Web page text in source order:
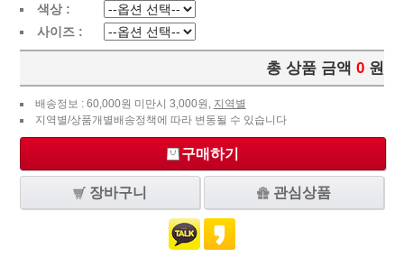
색상 :
사이즈 :
총 상품 금액 0 원
배송정보 : 60,000원 미만시 3,000원, 지역별
지역별/상품개별배송정책에 따라 변동될 수 있습니다
구매하기
장바구니 관심상품